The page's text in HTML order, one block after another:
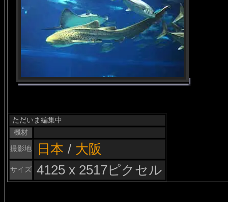
ただいま編集中
機材
撮影地
日本 / 大阪
サイズ 4125 x 2517ピクセル